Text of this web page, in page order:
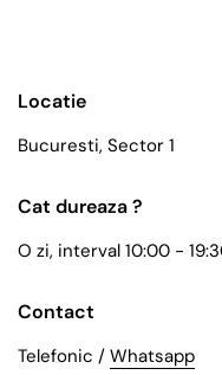
Locatie
Bucuresti, Sector 1
Cat dureaza ?
O zi, interval 10:00 -
Contact
Telefonic / Whatsapp